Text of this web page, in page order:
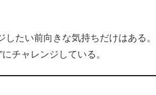
たい前向きな気持ちだけはある。
チャレンジしている。